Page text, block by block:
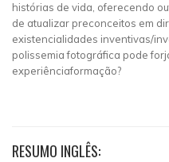
histórias de vida, oferecendo
de atualizar preconceitos em
existencialidades inventivas/
polissemia fotográfica pode
experiênciaformação?
RESUMO INGLÊS: